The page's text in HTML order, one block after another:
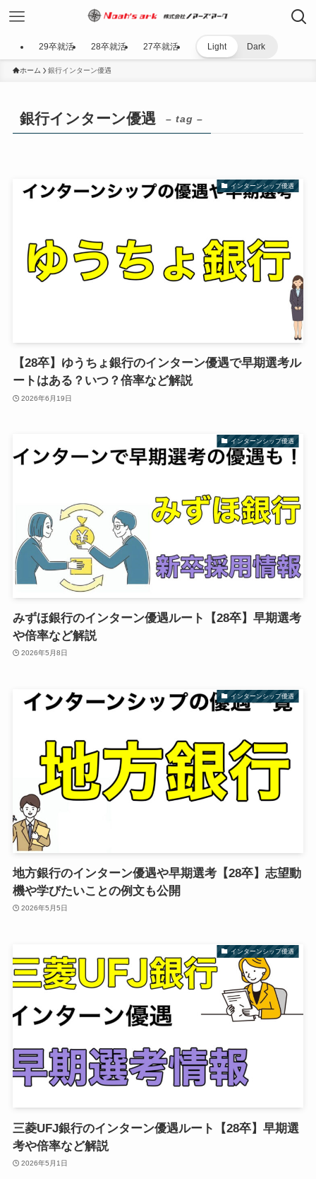
29卒就活 28卒就活 27卒就活 Light Dark
ホーム 銀行インターン優遇
銀行インターン優遇 – tag –
インターンシップ優遇
【28卒】ゆうちょ銀行のインターン優遇で早期選考ル
ートはある？いつ？倍率など解説
2026年6月19日
インターンシップ優遇
みずほ銀行のインターン優遇ルート【28卒】早期選考
や倍率など解説
2026年5月8日
インターンシップ優遇
地方銀行のインターン優遇や早期選考【28卒】志望動
機や学びたいことの例文も公開
2026年5月5日
インターンシップ優遇
三菱UFJ銀行のインターン優遇ルート【28卒】早期選
考や倍率など解説
2026年5月1日